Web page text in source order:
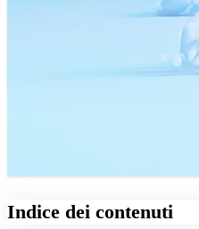
Indice dei contenuti